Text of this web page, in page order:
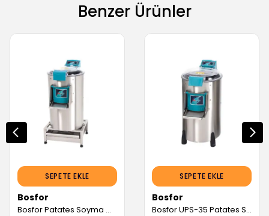
Benzer Ürünler
SEPETE EKLE
Bosfor
Bosfor Patates Soyma Makinesi, Filtreli, 25 kg (Servis Garantili)
SEPETE EKLE
Bosfor
Bosfor UPS-35 Patates Soyma Makinesi, 35 kg (Servis Garantili)